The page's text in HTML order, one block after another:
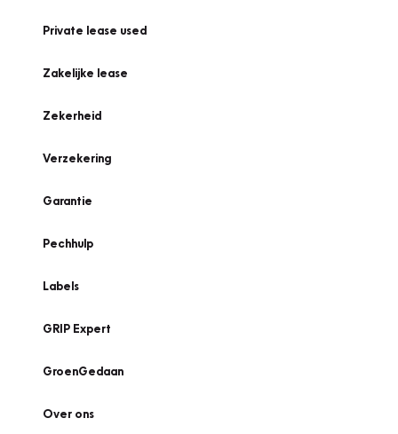
Private lease used
Zakelijke lease
Zekerheid
Verzekering
Garantie
Pechhulp
Labels
GRIP Expert
GroenGedaan
Over ons